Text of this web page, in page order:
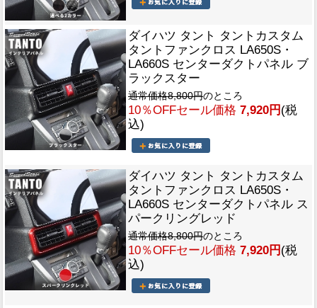
ダイハツ タント タントカスタム
タントファンクロス LA650S・
LA660S センターダクトパネル ブ
ラックスター
通常価格8,800円のところ
10％OFFセール価格 7,920円 (税
込)
ダイハツ タント タントカスタム
タントファンクロス LA650S・
LA660S センターダクトパネル ス
パークリングレッド
通常価格8,800円のところ
10％OFFセール価格 7,920円 (税
込)